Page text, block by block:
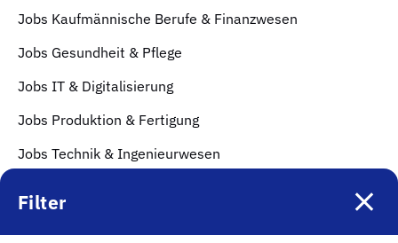
Filter
Jobs Kaufmännische Berufe & Finanzwesen
Jobs Gesundheit & Pflege
Jobs IT & Digitalisierung
Jobs Produktion & Fertigung
Jobs Technik & Ingenieurwesen